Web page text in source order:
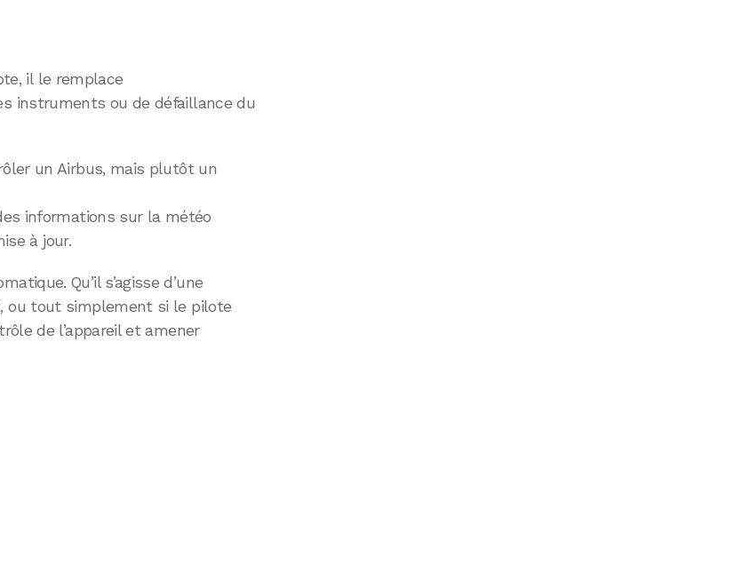
il le remplace
instruments ou de défaillance du
un Airbus, mais plutôt un
informations sur la météo
à jour.
Qu’il s’agisse d’une
ou tout simplement si le pilote
de l’appareil et amener